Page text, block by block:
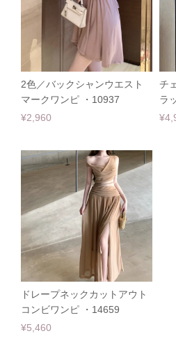
2色／バックシャンウエスト
マークワンピ ・10937
¥2,960
チ
ラ
ドレープネックカットアウト
コンビワンピ ・14659
¥5,460